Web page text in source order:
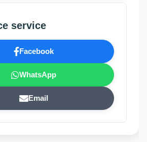
service
Facebook
WhatsApp
Email